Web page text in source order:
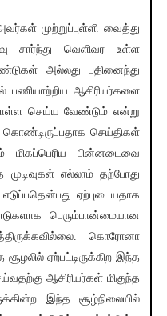
முற்றுப்புள்ளி வைத்து
சார்ந்து வெளிவர உள்ள
அல்லது பதினைந்து
பணியாற்றிய ஆசிரியர்களை
செய்ய வேண்டும் என்று
கொண்டிருப்பதாக செய்திகள்
மிகப்பெரிய பின்னடைவை
முடிவுகள் எல்லாம் தற்போது
ஏற்புடையதாக
பெரும்பான்மையான
கொரோனா
ஏற்பட்டிருக்கிற இந்த
ஆசிரியர்கள் மிகுந்த
இந்த சூழ்நிலையில்